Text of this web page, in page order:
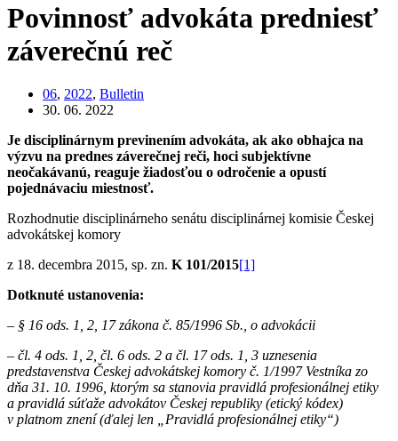
Povinnosť advokáta predniesť
záverečnú reč
06, 2022, Bulletin
30. 06. 2022
Je disciplinárnym previnením advokáta, ak ako obhajca na
výzvu na prednes záverečnej reči, hoci subjektívne
neočakávanú, reaguje žiadosťou o odročenie a opustí
pojednávaciu miestnosť.
Rozhodnutie disciplinárneho senátu disciplinárnej komisie Českej
advokátskej komory
z 18. decembra 2015, sp. zn. K 101/2015[1]
Dotknuté ustanovenia:
– § 16 ods. 1, 2, 17 zákona č. 85/1996 Sb., o advokácii
– čl. 4 ods. 1, 2, čl. 6 ods. 2 a čl. 17 ods. 1, 3 uznesenia
predstavenstva Českej advokátskej komory č. 1/1997 Vestníka zo
dňa 31. 10. 1996, ktorým sa stanovia pravidlá profesionálnej etiky
a pravidlá súťaže advokátov Českej republiky (etický kódex)
v platnom znení (ďalej len „Pravidlá profesionálnej etiky“)